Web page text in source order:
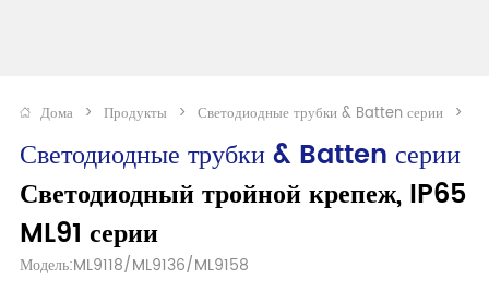
Дома > Продукты > Светодиодные трубки & Batten серии >
Светодиодные трубки & Batten серии
Светодиодный тройной крепеж, IP65
ML91 серии
Модель:ML9118/ML9136/ML9158